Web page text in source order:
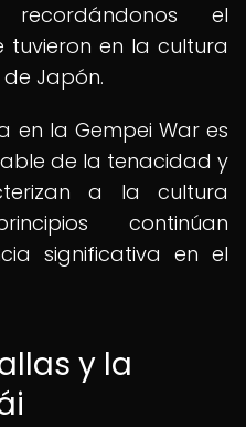
recordándonos el
en la cultura
Japón.
en la Gempei War es
de la tenacidad y
a la cultura
continúan
significativa en el
y la